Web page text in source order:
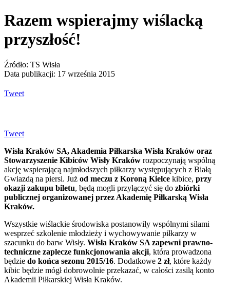
Razem wspierajmy wiślacką
przyszłość!
Źródło: TS Wisła
Data publikacji: 17 września 2015
Tweet
Tweet
Wisła Kraków SA, Akademia Piłkarska Wisła Kraków oraz
Stowarzyszenie Kibiców Wisły Kraków rozpoczynają wspólną
akcję wspierającą najmłodszych piłkarzy występujących z Białą
Gwiazdą na piersi. Już od meczu z Koroną Kielce kibice, przy
okazji zakupu biletu, będą mogli przyłączyć się do zbiórki
publicznej organizowanej przez Akademię Piłkarską Wisła
Kraków.
Wszystkie wiślackie środowiska postanowiły wspólnymi siłami
wesprzeć szkolenie młodzieży i wychowywanie piłkarzy w
szacunku do barw Wisły. Wisła Kraków SA zapewni prawno-
techniczne zaplecze funkcjonowania akcji, która prowadzona
będzie do końca sezonu 2015/16. Dodatkowe 2 zł, które każdy
kibic będzie mógł dobrowolnie przekazać, w całości zasilą konto
Akademii Piłkarskiej Wisła Kraków.